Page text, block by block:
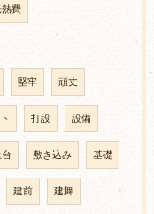
費
堅牢 頑丈
打設 設備
敷き込み 基礎
建前 建舞